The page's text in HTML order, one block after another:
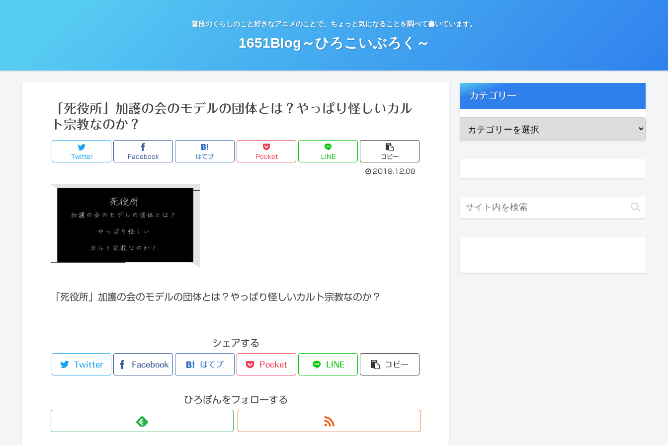
普段のくらしのこと好きなアニメのことで、ちょっと気になることを調べて書いています。
1651Blog～ひろこいぶろく～
「死役所」加護の会のモデルの団体とは？やっぱり怪しいカル
ト宗教なのか？
Twitter Facebook はてブ Pocket LINE コピー
2019.12.08
「死役所」加護の会のモデルの団体とは？やっぱり怪しいカルト宗教なのか？
シェアする
Twitter Facebook はてブ Pocket LINE コピー
ひろぼんをフォローする
カテゴリー